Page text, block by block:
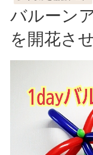
バルーン
を開花さ